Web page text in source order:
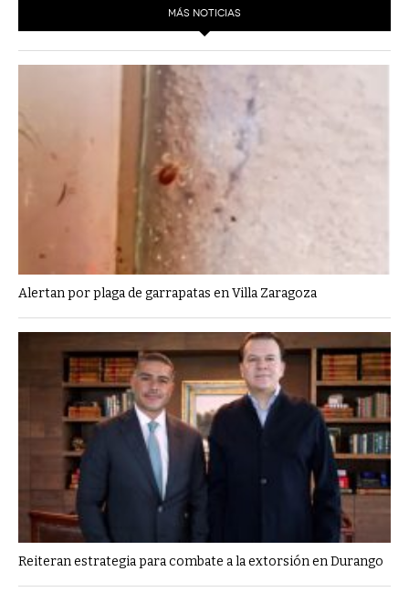
MÁS NOTICIAS
Alertan por plaga de garrapatas en Villa Zaragoza
Reiteran estrategia para combate a la extorsión en Durango